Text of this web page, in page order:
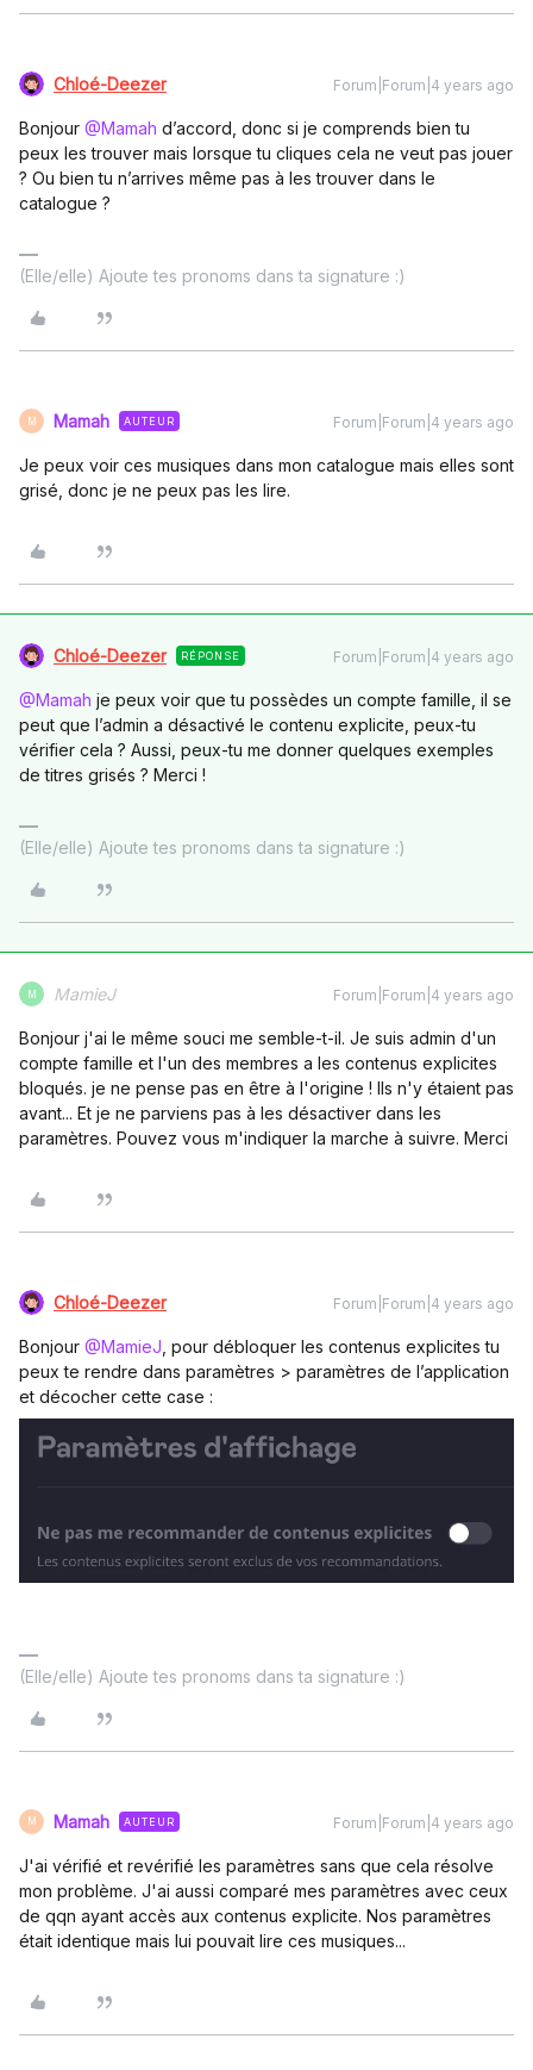
Chloé-Deezer Forum|Forum|4 years ago
Bonjour @Mamah d’accord, donc si je comprends bien tu
peux les trouver mais lorsque tu cliques cela ne veut pas jouer
? Ou bien tu n’arrives même pas à les trouver dans le
catalogue ?
(Elle/elle) Ajoute tes pronoms dans ta signature :)
M Mamah AUTEUR Forum|Forum|4 years ago
Je peux voir ces musiques dans mon catalogue mais elles sont
grisé, donc je ne peux pas les lire.
Chloé-Deezer RÉPONSE Forum|Forum|4 years ago
@Mamah je peux voir que tu possèdes un compte famille, il se
peut que l’admin a désactivé le contenu explicite, peux-tu
vérifier cela ? Aussi, peux-tu me donner quelques exemples
de titres grisés ? Merci !
(Elle/elle) Ajoute tes pronoms dans ta signature :)
M MamieJ Forum|Forum|4 years ago
Bonjour j'ai le même souci me semble-t-il. Je suis admin d'un
compte famille et l'un des membres a les contenus explicites
bloqués. je ne pense pas en être à l'origine ! Ils n'y étaient pas
avant... Et je ne parviens pas à les désactiver dans les
paramètres. Pouvez vous m'indiquer la marche à suivre. Merci
Chloé-Deezer Forum|Forum|4 years ago
Bonjour @MamieJ , pour débloquer les contenus explicites tu
peux te rendre dans paramètres > paramètres de l’application
et décocher cette case :
(Elle/elle) Ajoute tes pronoms dans ta signature :)
M Mamah AUTEUR Forum|Forum|4 years ago
J'ai vérifié et revérifié les paramètres sans que cela résolve
mon problème. J'ai aussi comparé mes paramètres avec ceux
de qqn ayant accès aux contenus explicite. Nos paramètres
était identique mais lui pouvait lire ces musiques...